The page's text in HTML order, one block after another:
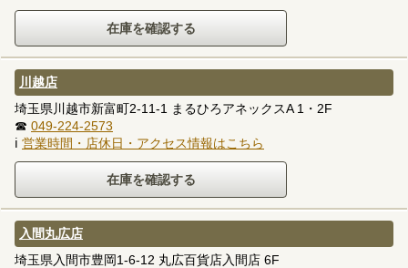
川越店
埼玉県川越市新富町2-11-1 まるひろアネックスA 1・2F
☎ 049-224-2573
ℹ 営業時間・店休日・アクセス情報はこちら
入間丸広店
埼玉県入間市豊岡1-6-12 丸広百貨店入間店 6F